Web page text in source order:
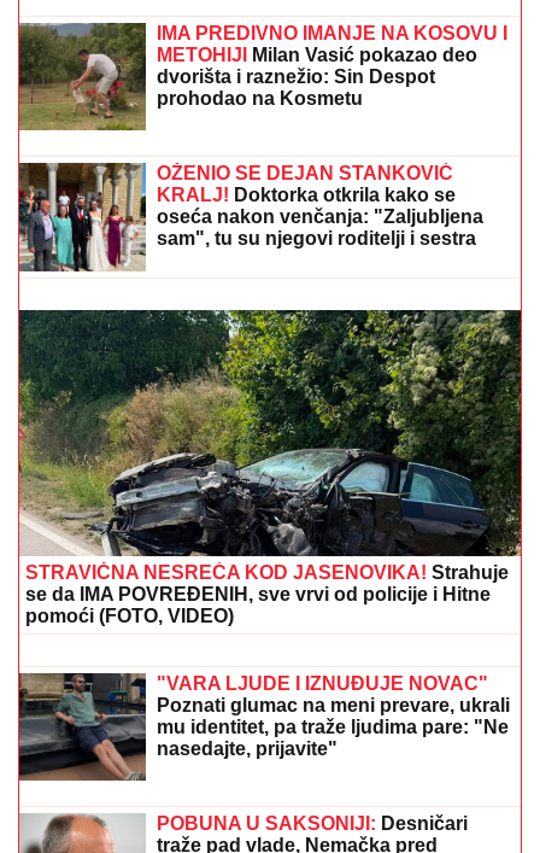
OBJAVILA SVOJ INTIMNI SNIMAK
Pevačica opet šokira, slika stopala u
KESAMA: "Mažem ovčiju mast"
dvorišta i raznežio: Sin Despot
prohodao na Kosmetu
"PLAŠIM SE SMRTI"Pevačica (73) u panici nakon
smrti kolega: "Velika sam kukavica, mužu ne smem ni
da pomenem kupovinu grobnice"
OŽENIO SE DEJAN STANKOVIĆ
KRALJ!Doktorka otkrila kako se
oseća nakon venčanja: "Zaljubljena
sam", tu su njegovi roditelji i sestra
GINISOVAKNjIGA REKORDA: Najveći
vatromet u istoriji izveden 4. jula u
Vašingtonu